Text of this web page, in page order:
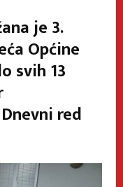
je 3.
Općine
svih 13
red